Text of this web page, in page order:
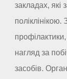
закладах, які
поліклінікою.
нагляд за
засобів.